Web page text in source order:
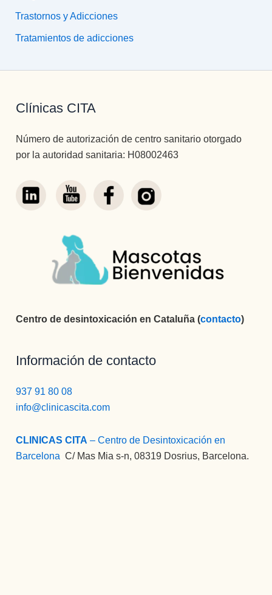
Trastornos y Adicciones
Tratamientos de adicciones
Clínicas CITA
Número de autorización de centro sanitario otorgado
por la autoridad sanitaria: H08002463
Centro de desintoxicación en Cataluña (contacto)
Información de contacto
937 91 80 08
info@clinicascita.com
CLINICAS CITA – Centro de Desintoxicación en
Barcelona :C/ Mas Mia s-n, 08319 Dosrius, Barcelona.